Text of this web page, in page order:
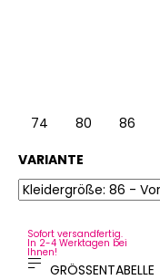
74 80 86
VARIANTE
Sofort versandfertig.
In 2-4 Werktagen bei
Ihnen!
GRÖSSENTABELLE